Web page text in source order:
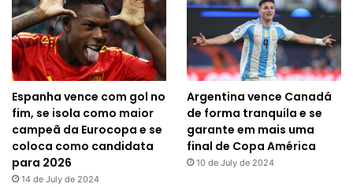
Espanha vence com gol no
fim, se isola como maior
campeã da Eurocopa e se
coloca como candidata
para 2026
14 de July de 2024
Argentina vence Canadá
de forma tranquila e se
garante em mais uma
final de Copa América
10 de July de 2024